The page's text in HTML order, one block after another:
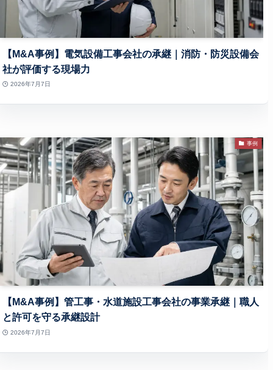
【M&A事例】電気設備工事会社の承継｜消防・防災設備会
社が評価する現場力
2026年7月7日
事例
【M&A事例】管工事・水道施設工事会社の事業承継｜職人
と許可を守る承継設計
2026年7月7日